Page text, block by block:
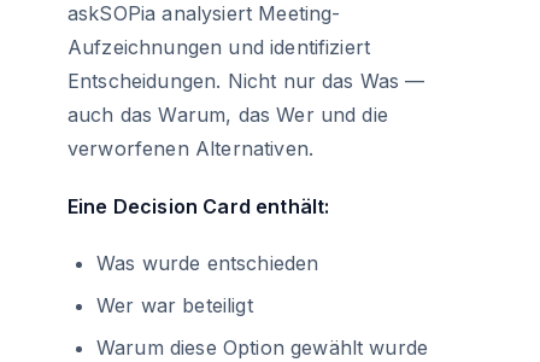
askSOPia analysiert Meeting-
Aufzeichnungen und identifiziert
Entscheidungen. Nicht nur das Was —
auch das Warum, das Wer und die
verworfenen Alternativen.
Eine Decision Card enthält:
Was wurde entschieden
Wer war beteiligt
Warum diese Option gewählt wurde